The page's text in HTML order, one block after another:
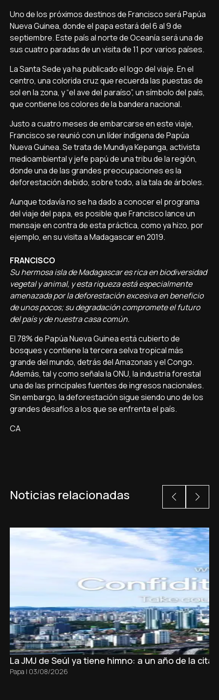
Uno de los próximos destinos de Francisco será Papúa
Nueva Guinea, donde el papa estará del 6 al 9 de
septiembre. Este país al norte de Oceanía será una de
sus cuatro paradas de un visita de 11 por varios países.
La Santa Sede ya ha publicado el logo del viaje. En el
centro, una colorida cruz que recuerda las puestas de
sol en la zona, y “el ave del paraíso”, un símbolo del país,
que contiene los colores de la bandera nacional.
Justo a cuatro meses de embarcarse en este viaje,
Francisco se reunió con un líder indígena de Papúa
Nueva Guinea. Se trata de Mundiya Kepanga, activista
medioambiental y jefe papú de una tribu de la región,
donde una de las grandes preocupaciones es la
deforestación debido, sobre todo, a la tala de árboles.
Aunque todavía no se ha dado a conocer el programa
del viaje del papa, es posible que Francisco lance un
mensaje en contra de esta práctica, como ya hizo, por
ejemplo, en su visita a Madagascar en 2019.
FRANCISCO
Su hermosa isla de Madagascar es rica en biodiversidad
vegetal y animal, y esta riqueza está especialmente
amenazada por la deforestación excesiva en beneficio
de unos pocos; su degradación compromete el futuro
del país y de nuestra casa común.
El 78% de Papúa Nueva Guinea está cubierto de
bosques y contiene la tercera selva tropical más
grande del mundo, detrás del Amazonas y el Congo.
Además, tal y como señala la ONU, la industria forestal
una de las principales fuentes de ingresos nacionales.
Sin embargo, la deforestación sigue siendo uno de los
grandes desafíos a los que se enfrenta el país.
CA
Noticias relacionadas
La JMJ de Seúl ya tiene himno: a un año de la
Papa | 03/08/2026